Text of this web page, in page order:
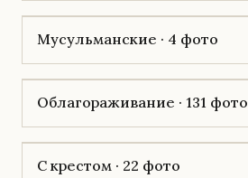
Мусульманские · 4 фото
Облагораживание · 131 фото
С крестом · 22 фото